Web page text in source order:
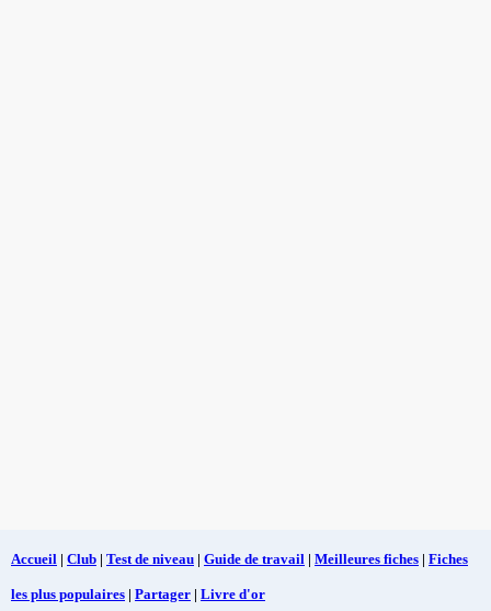
Accueil | Club | Test de niveau | Guide de travail | Meilleures fiches | Fiches
les plus populaires | Partager | Livre d'or